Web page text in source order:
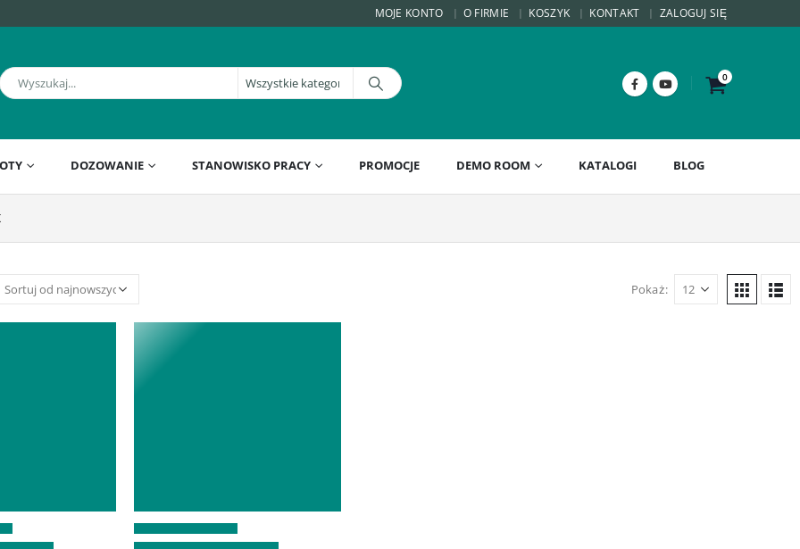
MOJE KONTO O FIRMIE KOSZYK KONTAKT ZALOGUJ SIĘ
0
DOZOWANIE STANOWISKO PRACY PROMOCJE DEMO ROOM KATALOGI BLOG
Pokaż: